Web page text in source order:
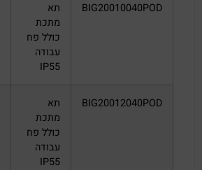
BIG20010040POD
תא
מתכת
כולל פח
עבודה
IP55
BIG20012040POD
תא
מתכת
כולל פח
עבודה
IP55